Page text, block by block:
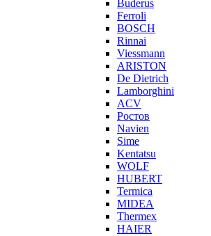
Buderus
Ferroli
BOSCH
Rinnai
Viessmann
ARISTON
De Dietrich
Lamborghini
ACV
Ростов
Navien
Sime
Kentatsu
WOLF
HUBERT
Termica
MIDEA
Thermex
HAIER